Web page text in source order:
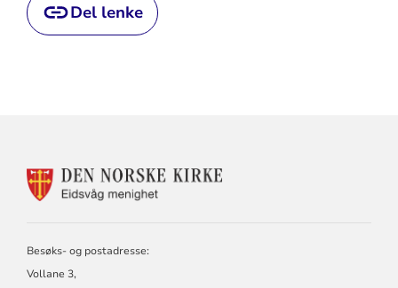
Del lenke
KONTAKTINFORMASJON
Besøks- og postadresse:
Vollane 3,